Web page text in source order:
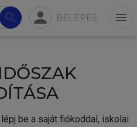
search person BELÉPÉS menu
be a saját fiókoddal, iskolai